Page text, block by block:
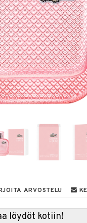
ARVOSTELU
löydöt kotiin!